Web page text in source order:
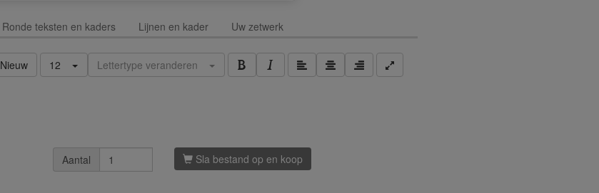
Ronde teksten en kaders Lijnen en kader Uw zetwerk
Nieuw 12 Lettertype veranderen
Aantal Sla bestand op en koop